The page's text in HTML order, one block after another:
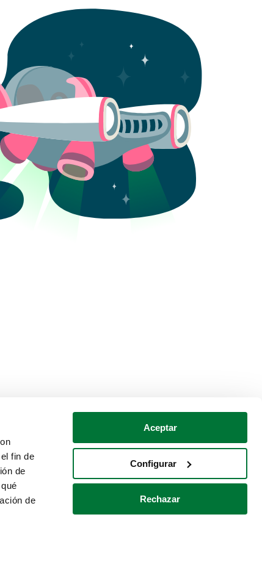
fin de
de
de
Aceptar
Configurar
Rechazar